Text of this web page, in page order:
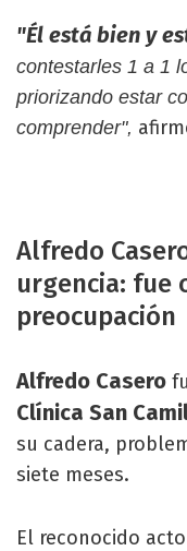
"Él está bien y
contestarles 1 a 1
priorizando estar
comprender",
Alfredo
urgencia: fue
preocupación
Alfredo Casero
Clínica San
su cadera,
siete meses.
El reconocido